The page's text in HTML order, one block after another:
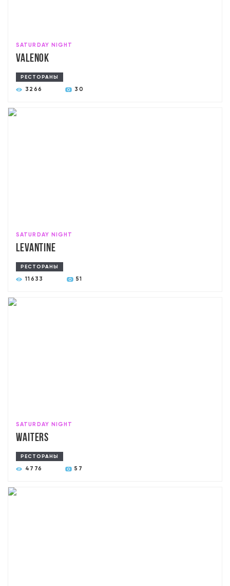
SATURDAY NIGHT
Valenok
РЕСТОРАНЫ
3266 30
SATURDAY NIGHT
Levantine
РЕСТОРАНЫ
11633 51
SATURDAY NIGHT
Waiters
РЕСТОРАНЫ
4776 57